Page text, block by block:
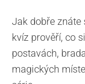
Jak dobře znáte
kvíz prověří, co
postavách,
magických